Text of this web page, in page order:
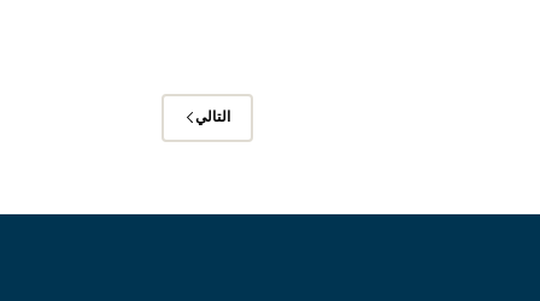
التالي